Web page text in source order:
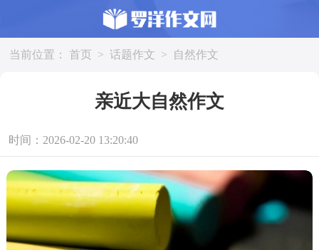
当前位置： 首页 > 话题作文 > 自然作文
亲近大自然作文
时间：2026-02-20 13:20:40